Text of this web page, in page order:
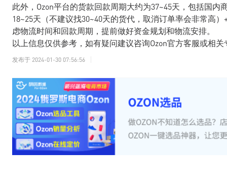
此外，Ozon平台的货款回款周期大约为37~45天，包括国
18~25天（不建议找30~40天的货代，取消订单率会非常高
虑物流时间和回款周期，提前做好资金规划和物流安排。
以上信息仅供参考，如有疑问建议咨询Ozon官方客服或相
发布于 2024-01-30 07:56:56